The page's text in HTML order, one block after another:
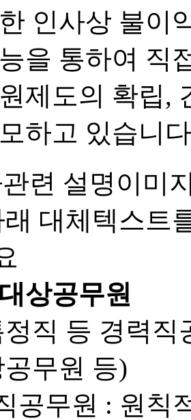
인사상 불이
을 통하여 직
제도의 확립,
하고 있습니
상공무원
직 등 경력
무원 등)
공무원 : 원칙